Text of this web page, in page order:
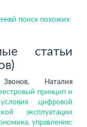
поиск похожих
статьи
Наталия
принцип и
цифровой
эксплуатации
управление: